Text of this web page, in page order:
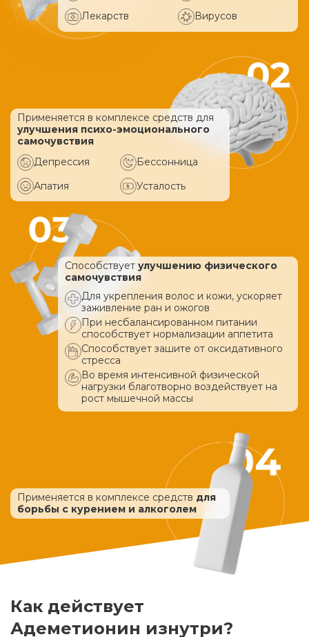
Лекарств
Вирусов
Применяется в комплексе средств для
улучшения психо-эмоционального
самочувствия
Депрессия
Бессонница
Апатия
Усталость
Способствует улучшению физического
самочувствия
Для укрепления волос и кожи, ускоряет
заживление ран и ожогов
При несбалансированном питании
способствует нормализации аппетита
Способствует зашите от оксидативного
стресса
Во время интенсивной физической
нагрузки благотворно воздействует на
рост мышечной массы
Применяется в комплексе средств для
борьбы с курением и алкоголем
Как действует
Адеметионин изнутри?